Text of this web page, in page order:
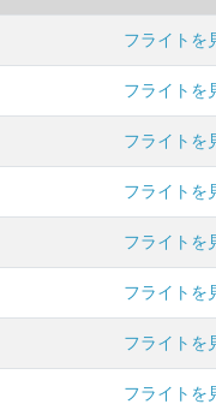
フライトを
フライトを
フライトを
フライトを
フライトを
フライトを
フライトを
フライトを